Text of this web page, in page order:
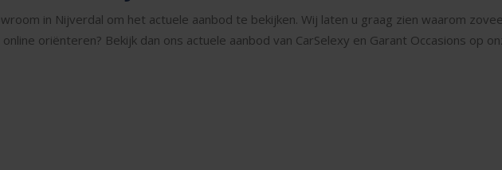
in Nijverdal om het actuele aanbod te bekijken. Wij laten u graag zien waarom
oriënteren? Bekijk dan ons actuele aanbod van CarSelexy en Garant Occasions op